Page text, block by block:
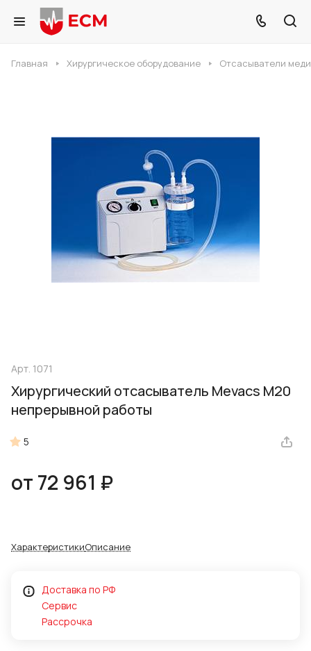
Главная Хирургическое оборудование Отсасыватели
Арт. 1071
Хирургический отсасыватель Mevacs M20
непрерывной работы
5
от 72 961 ₽
ХарактеристикиОписание
Доставка по РФ
Сервис
Рассрочка